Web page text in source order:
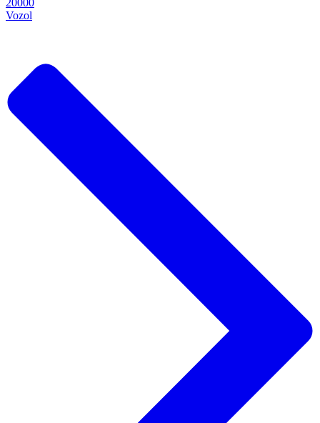
20000
Vozol